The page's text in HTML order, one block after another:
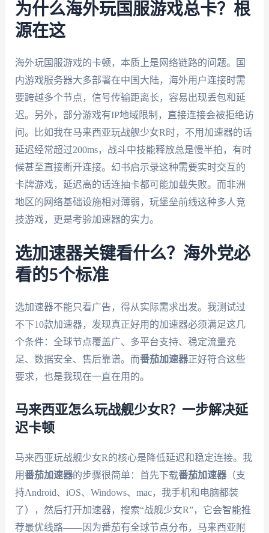
为什么海外玩国服游戏总卡？根
源在这
海外玩国服游戏的卡顿，本质上是网络链路的问题。国
内游戏服务器大多部署在中国大陆，海外用户连接时需
要跨越多个节点，信号传输距离长，容易出现丢包和延
迟。另外，部分游戏有IP地域限制，直接连接会被拒绝访
问。比如我在马来西亚玩战舰少女R时，不用加速器的话
延迟经常超过200ms，战斗中技能释放总是慢半拍，有时
候甚至直接断开连接。幻书启示录这种需要实时交互的
卡牌游戏，延迟高的话连抽卡都可能加载失败。而非洲
地区的网络基础设施相对薄弱，玩堡垒前线这种多人竞
技游戏，更是考验加速器的实力。
选加速器关键看什么？海外党必
看的5个标准
选加速器不能只看广告，得从实际需求出发。我测试过
不下10款加速器，发现真正好用的加速器必须满足这几
个条件：全球节点覆盖广、多平台支持、稳定流量充
足、数据安全、售后靠谱。而番茄加速器正好符合这些
要求，也是我现在一直在用的。
马来西亚怎么玩战舰少女R？一步解决延
迟卡顿
马来西亚玩战舰少女R的核心是降低延迟和稳定连接。我
用番茄加速器的步骤很简单：首先下载番茄加速器（支
持Android、iOS、Windows、mac，我手机和电脑都装
了），然后打开加速器，搜索“战舰少女R”，它会智能推
荐最优线路——因为番茄有全球节点分布，马来西亚附